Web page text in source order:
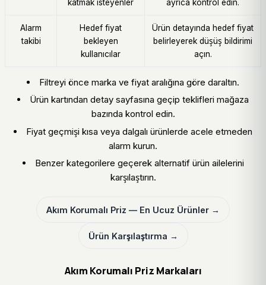
katmak isteyenler ayrıca kontrol edin.
Alarm
takibi
Hedef fiyat
bekleyen
kullanıcılar
Ürün detayında hedef fiyat
belirleyerek düşüş bildirimi
açın.
Filtreyi önce marka ve fiyat aralığına göre daraltın.
Ürün kartından detay sayfasına geçip teklifleri mağaza
bazında kontrol edin.
Fiyat geçmişi kısa veya dalgalı ürünlerde acele etmeden
alarm kurun.
Benzer kategorilere geçerek alternatif ürün ailelerini
karşılaştırın.
Akım Korumalı Priz — En Ucuz Ürünler →
Ürün Karşılaştırma →
Akım Korumalı Priz Markaları